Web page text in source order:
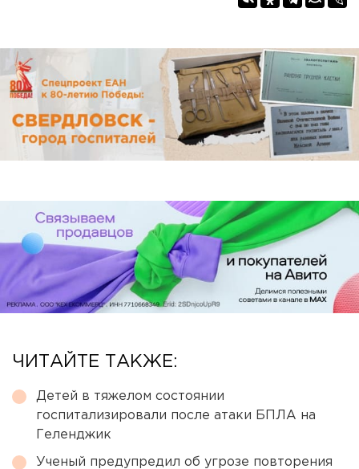
ЧИТАЙТЕ ТАКЖЕ:
Детей в тяжелом состоянии
госпитализировали после атаки БПЛА на
Геленджик
Ученый предупредил об угрозе повторения